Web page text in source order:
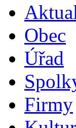
Obec
Úřad
Firmy